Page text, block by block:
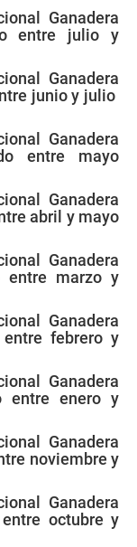
Ganadera
entre julio y
Ganadera
junio y julio
Ganadera
entre mayo
Ganadera
abril y mayo
Ganadera
entre marzo y
Ganadera
entre febrero y
Ganadera
entre enero y
Ganadera
noviembre y
Ganadera
octubre y